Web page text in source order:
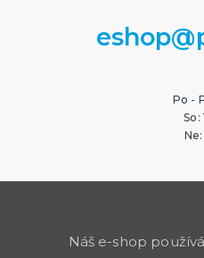
Po -
So:
Náš e-shop